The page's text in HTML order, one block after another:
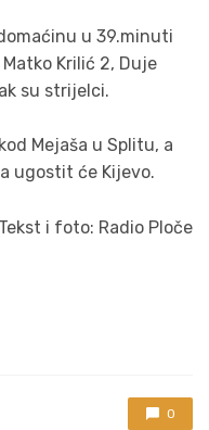
u 39.minuti
Krilić 2, Duje
su strijelci.
Mejaša u Splitu, a
ugostit će Kijevo.
Tekst i foto: Radio Ploče
0